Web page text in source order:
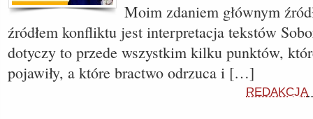
Moim zdaniem głównym
źródłem konfliktu jest interpretacja tekstów
dotyczy to przede wszystkim kilku punktów,
pojawiły, a które bractwo odrzuca i […]
REDAKCJA